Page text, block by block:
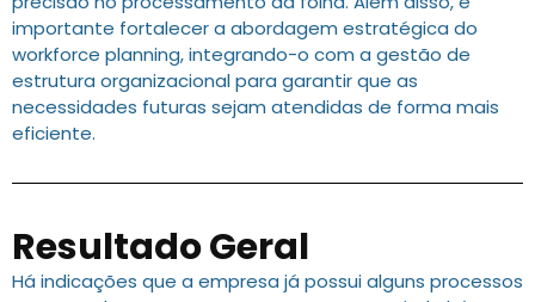
importante fortalecer a abordagem estratégica do
workforce planning, integrando-o com a gestão de
estrutura organizacional para garantir que as
necessidades futuras sejam atendidas de forma mais
eficiente.
Resultado Geral
Há indicações que a empresa já possui alguns processos